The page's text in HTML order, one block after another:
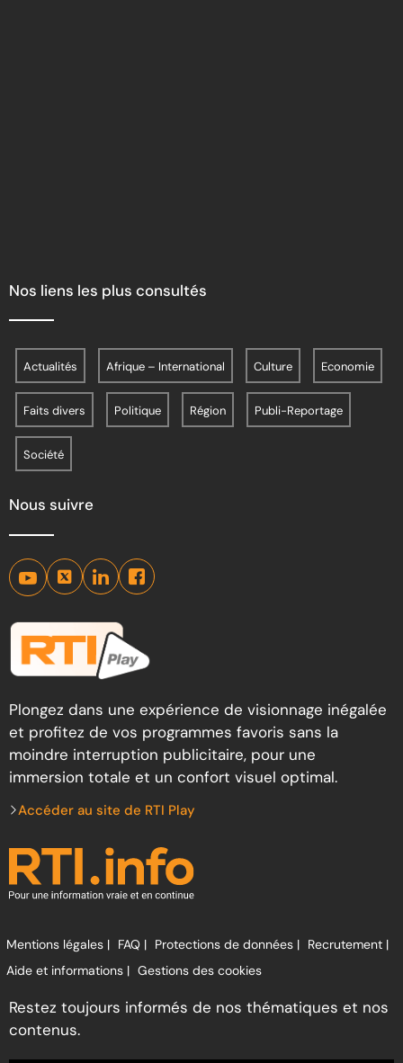
Nos liens les plus consultés
Actualités Afrique – International Culture Economie
Faits divers Politique Région Publi-Reportage
Société
Nous suivre
Plongez dans une expérience de visionnage inégalée
et profitez de vos programmes favoris sans la
moindre interruption publicitaire, pour une
immersion totale et un confort visuel optimal.
Accéder au site de RTI Play
Mentions légales | FAQ | Protections de données | Recrutement |
Aide et informations | Gestions des cookies
Restez toujours informés de nos thématiques et nos
contenus.